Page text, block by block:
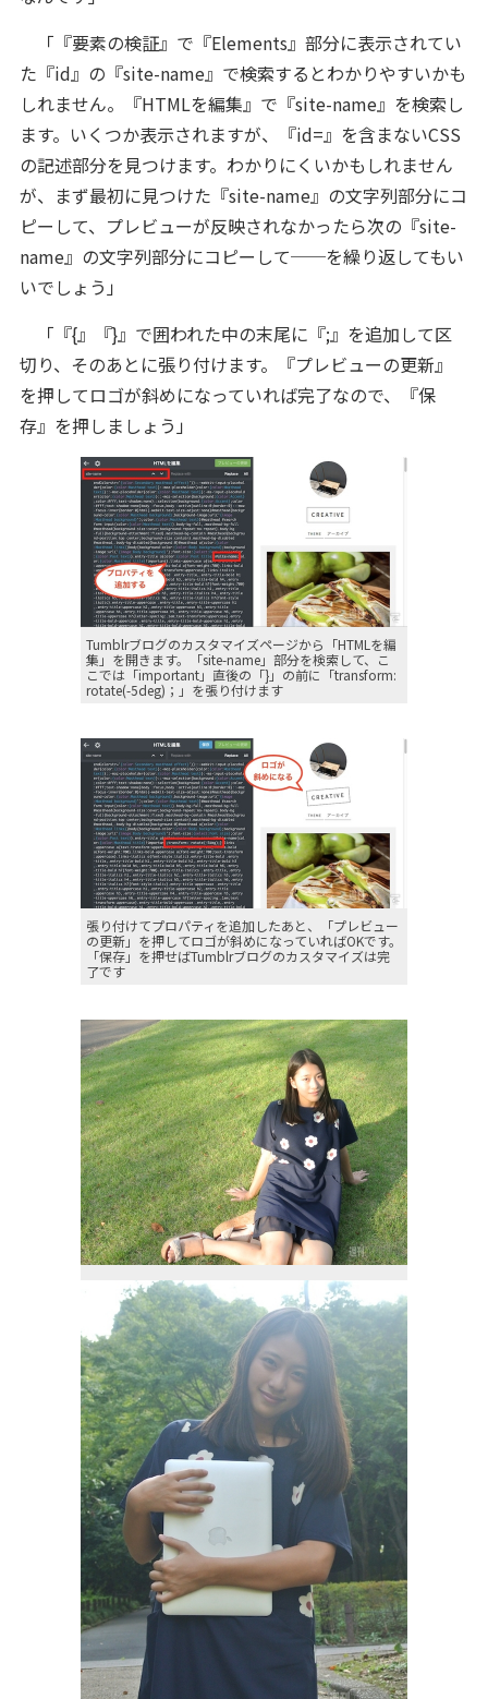
「『要素の検証』で『Elements』部分に表示されてい
た『id』の『site-name』で検索するとわかりやすいかも
しれません。『HTMLを編集』で『site-name』を検索し
ます。いくつか表示されますが、『id=』を含まないCSS
の記述部分を見つけます。わかりにくいかもしれません
が、まず最初に見つけた『site-name』の文字列部分にコ
ピーして、プレビューが反映されなかったら次の『site-
name』の文字列部分にコピーして──を繰り返してもい
いでしょう」
「『{』『}』で囲われた中の末尾に『;』を追加して区
切り、そのあとに張り付けます。『プレビューの更新』
を押してロゴが斜めになっていれば完了なので、『保
存』を押しましょう」
Tumblrブログのカスタマイズページから「HTMLを編
集」を開きます。「site-name」部分を検索して、こ
こでは「important」直後の「}」の前に「transform:
rotate(-5deg)；」を張り付けます
張り付けてプロパティを追加したあと、「プレビュー
の更新」を押してロゴが斜めになっていればOKです。
「保存」を押せばTumblrブログのカスタマイズは完
了です